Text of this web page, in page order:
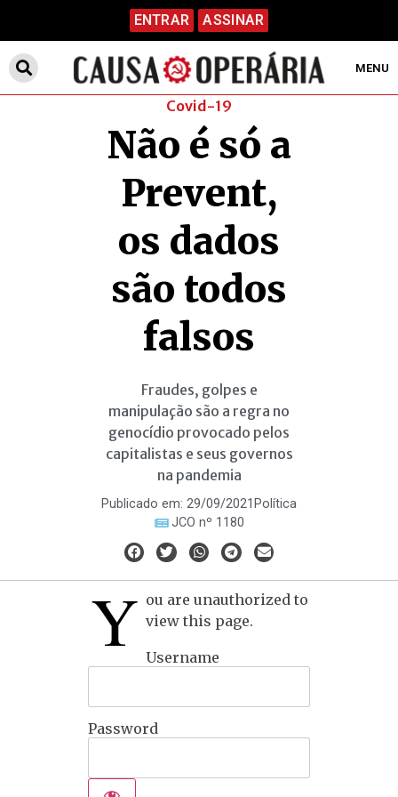
ENTRAR ASSINAR
MENU
Covid-19
Não é só a
Prevent,
os dados
são todos
falsos
Fraudes, golpes e
manipulação são a regra no
genocídio provocado pelos
capitalistas e seus governos
na pandemia
Publicado em: 29/09/2021 Política
JCO nº 1180
Y ou are unauthorized to
view this page.
Username
Password